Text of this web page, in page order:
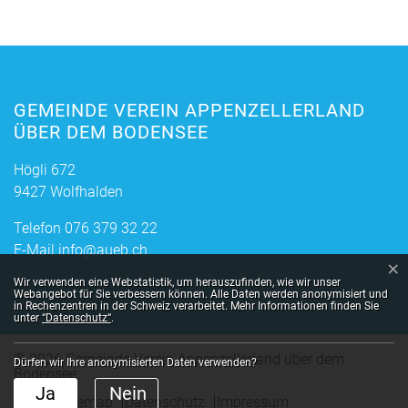
GEMEINDE VEREIN APPENZELLERLAND
ÜBER DEM BODENSEE
Högli 672
9427 Wolfhalden
Telefon 076 379 32 22
E-Mail info@aueb.ch
© 2026 Gemeinde Verein Appenzellerland über dem
Bodensee
Toolbar
Index Sitemap Datenschutz Impressum
Webstatistik
Wir verwenden eine Webstatistik, um herauszufinden, wie wir unser
Webangebot für Sie verbessern können. Alle Daten werden anonymisiert und
in Rechenzentren in der Schweiz verarbeitet. Mehr Informationen finden Sie
unter“Datenschutz“.
Dürfen wir Ihre anonymisierten Daten verwenden?
Ja Nein
×